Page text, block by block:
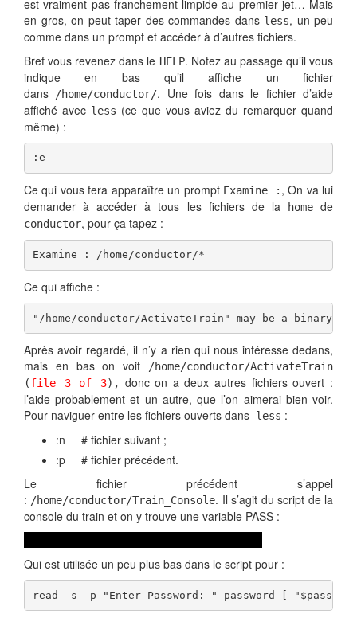
est vraiment pas franchement limpide au premier jet… Mais
en gros, on peut taper des commandes dans less, un peu
comme dans un prompt et accéder à d’autres fichiers.
Bref vous revenez dans le HELP. Notez au passage qu’il vous
indique en bas qu’il affiche un fichier
dans /home/conductor/. Une fois dans le fichier d’aide
affiché avec less (ce que vous aviez du remarquer quand
même) :
:e
Ce qui vous fera apparaître un prompt Examine : , On va lui
demander à accéder à tous les fichiers de la
homede
conductor, pour ça tapez :
Examine : /home/conductor/*
Ce qui affiche :
"/home/conductor/ActivateTrain" may be a binary
Après avoir regardé, il n’y a rien qui nous intéresse dedans,
mais en bas on voit
/home/conductor/ActivateTrain
(file 3 of 3), donc on a deux autres fichiers ouvert :
l’aide probablement et un autre, que l’on aimerai bien voir.
Pour naviguer entre les fichiers ouverts dans less :
:n # fichier suivant ;
:p # fichier précédent.
Le fichier précédent s’appel
: /home/conductor/Train_Console. Il s’agit du script de la
console du train et on y trouve une variable PASS :
Qui est utilisée un peu plus bas dans le script pour :
read -s -p "Enter Password: " password [